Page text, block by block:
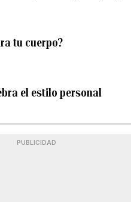
tu cuerpo?
el estilo personal
PUBLICIDAD